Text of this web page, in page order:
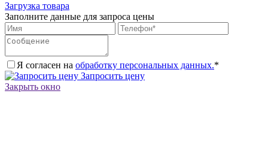
Загрузка товара
Заполните данные для запроса цены
Я согласен на обработку персональных данных.*
Запросить цену
Закрыть окно